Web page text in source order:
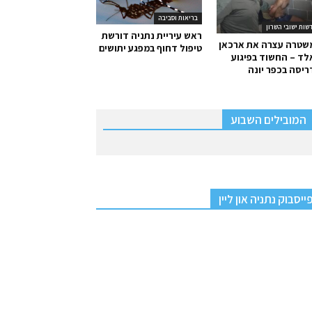
בריאות וסביבה
ראש עיריית נתניה דורשת
טיפול דחוף במפגע יתושים
ישובי השרון
עצרה את ארכאן
– החשוד בפיגוע
בכפר יונה
המובילים השבוע
פייסבוק נתניה און ליין